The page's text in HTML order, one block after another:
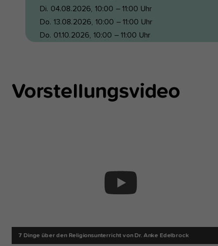
Di. 04.08.2026, 10:00 – 11:00 Uhr
Do. 13.08.2026, 10:00 – 11:00 Uhr
Do. 01.10.2026, 10:00 – 11:00 Uhr
Vorstellungsvideo
7 Dinge über den Religionsunterricht von Dr. Anke Edelbrock